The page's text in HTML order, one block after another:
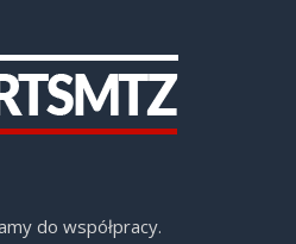
do współpracy.